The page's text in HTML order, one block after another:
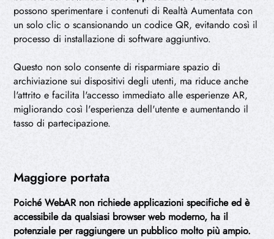
possono sperimentare i contenuti di Realtà Aumentata con
un solo clic o scansionando un codice QR, evitando così il
processo di installazione di software aggiuntivo.
Questo non solo consente di risparmiare spazio di
archiviazione sui dispositivi degli utenti, ma riduce anche
l'attrito e facilita l'accesso immediato alle esperienze AR,
migliorando così l'esperienza dell'utente e aumentando il
tasso di partecipazione.
Maggiore portata
Poiché WebAR non richiede applicazioni specifiche ed è
accessibile da qualsiasi browser web moderno, ha il
potenziale per raggiungere un pubblico molto più ampio.